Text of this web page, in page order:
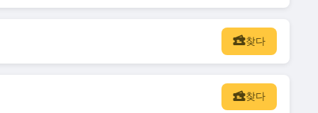
찾다
찾다